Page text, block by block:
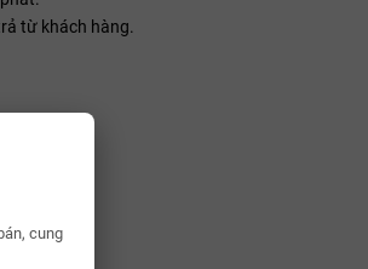
cung
từ khách hàng.